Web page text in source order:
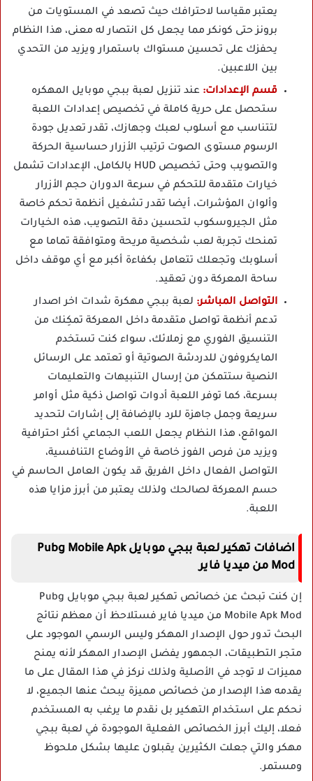
يعتبر مقياسا لاحترافك حيث تصعد في المستويات من
برونز حتى كونكر مما يجعل كل انتصار له معنى، هذا النظام
يحفزك على تحسين مستواك باستمرار ويزيد من التحدي
بين اللاعبين.
قسم الإعدادات: عند تنزيل لعبة ببجي موبايل المهكره
ستحصل على حرية كاملة في تخصيص إعدادات اللعبة
لتتناسب مع أسلوب لعبك وجهازك، تقدر تعديل جودة
الرسوم مستوى الصوت ترتيب الأزرار حساسية الحركة
والتصويب وحتى تخصيص HUD بالكامل، الإعدادات تشمل
خيارات متقدمة للتحكم في سرعة الدوران حجم الأزرار
وألوان المؤشرات، أيضا تقدر تشغيل أنظمة تحكم خاصة
مثل الجيروسكوب لتحسين دقة التصويب، هذه الخيارات
تمنحك تجربة لعب شخصية مريحة ومتوافقة تماما مع
أسلوبك وتجعلك تتعامل بكفاءة أكبر مع أي موقف داخل
ساحة المعركة دون تعقيد.
التواصل المباشر: لعبة ببجي مهكرة شدات اخر اصدار
تدعم أنظمة تواصل متقدمة داخل المعركة تمكِنك من
التنسيق الفوري مع زملائك، سواء كنت تستخدم
المايكروفون للدردشة الصوتية أو تعتمد على الرسائل
النصية ستتمكن من إرسال التنبيهات والتعليمات
بسرعة، كما توفر اللعبة أدوات تواصل ذكية مثل أوامر
سريعة وجمل جاهزة للرد بالإضافة إلى إشارات لتحديد
المواقع، هذا النظام يجعل اللعب الجماعي أكثر احترافية
ويزيد من فرص الفوز خاصة في الأوضاع التنافسية،
التواصل الفعال داخل الفريق قد يكون العامل الحاسم في
حسم المعركة لصالحك ولذلك يعتبر من أبرز مزايا هذه
اللعبة.
اضافات تهكير لعبة ببجي موبايل Pubg Mobile Apk
Mod من ميديا فاير
إن كنت تبحث عن خصائص تهكير لعبة ببجي موبايل Pubg
Mobile Apk Mod من ميديا فاير فستلاحظ أن معظم نتائج
البحث تدور حول الإصدار المهكر وليس الرسمي الموجود على
متجر التطبيقات، الجمهور يفضل الإصدار المهكر لأنه يمنح
مميزات لا توجد في الأصلية ولذلك نركز في هذا المقال على ما
يقدمه هذا الإصدار من خصائص مميزة يبحث عنها الجميع، لا
نحكم على استخدام التهكير بل نقدم ما يرغب به المستخدم
فعلا، إليك أبرز الخصائص الفعلية الموجودة في لعبة ببجي
مهكر والتي جعلت الكثيرين يقبلون عليها بشكل ملحوظ
ومستمر.